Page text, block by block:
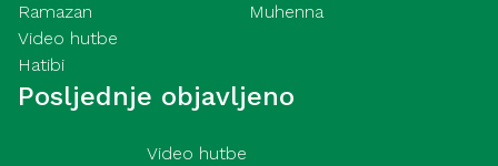
Ramazan
Video hutbe
Hatibi
Muhenna
Posljednje objavljeno
Video hutbe